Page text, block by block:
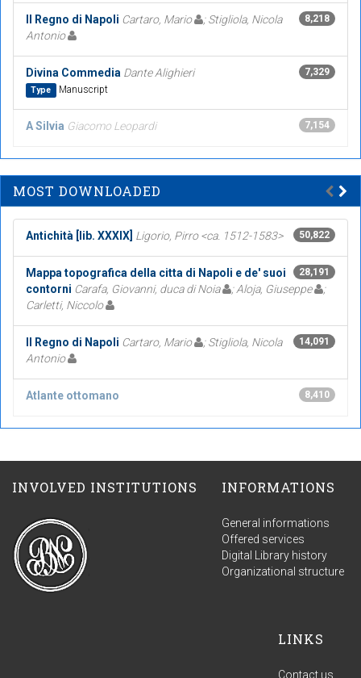
8,218
Il Regno di Napoli Cartaro, Mario
; Stigliola, Nicola
Antonio
7,329
Divina Commedia Dante Alighieri
Type Manuscript
7,154
A Silvia Giacomo Leopardi
MOST DOWNLOADED
50,822
Antichità [lib. XXXIX] Ligorio, Pirro <ca. 1512-1583>
28,191
Mappa topografica della citta di Napoli e de' suoi
contorni Carafa, Giovanni, duca di Noia ; Aloja, Giuseppe
;
Carletti, Niccolo
14,091
Il Regno di Napoli Cartaro, Mario
; Stigliola, Nicola
Antonio
8,410
Atlante ottomano
INVOLVED INSTITUTIONS INFORMATIONS
General informations
Offered services
Digital Library history
Organizational structure
LINKS
Contact us